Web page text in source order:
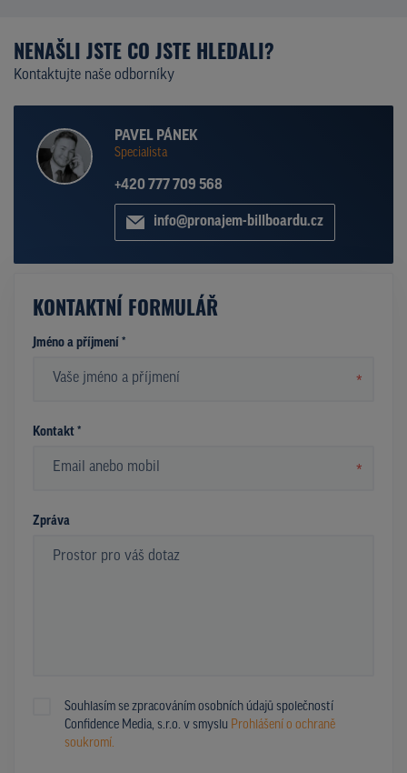
NENAŠLI JSTE CO JSTE HLEDALI?
Kontaktujte naše odborníky
PAVEL PÁNEK
Specialista
+420 777 709 568
info@pronajem-billboardu.cz
KONTAKTNÍ FORMULÁŘ
Jméno a příjmení *
*
Kontakt *
*
Zpráva
Souhlasím se zpracováním osobních údajů společností
Confidence Media, s.r.o. v smyslu Prohlášení o ochraně
soukromí.